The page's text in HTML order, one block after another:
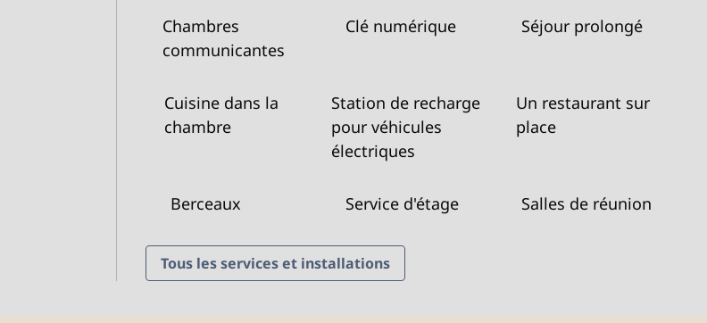
Chambres
communicantes
Clé numérique Séjour prolongé
Cuisine dans la
chambre
Station de recharge
pour véhicules
électriques
Un restaurant sur
place
Berceaux Service d'étage Salles de réunion
Tous les services et installations